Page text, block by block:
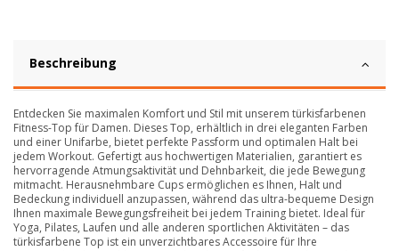
Beschreibung
Entdecken Sie maximalen Komfort und Stil mit unserem türkisfarbenen
Fitness-Top für Damen. Dieses Top, erhältlich in drei eleganten Farben
und einer Unifarbe, bietet perfekte Passform und optimalen Halt bei
jedem Workout. Gefertigt aus hochwertigen Materialien, garantiert es
hervorragende Atmungsaktivität und Dehnbarkeit, die jede Bewegung
mitmacht. Herausnehmbare Cups ermöglichen es Ihnen, Halt und
Bedeckung individuell anzupassen, während das ultra-bequeme Design
Ihnen maximale Bewegungsfreiheit bei jedem Training bietet. Ideal für
Yoga, Pilates, Laufen und alle anderen sportlichen Aktivitäten – das
türkisfarbene Top ist ein unverzichtbares Accessoire für Ihre